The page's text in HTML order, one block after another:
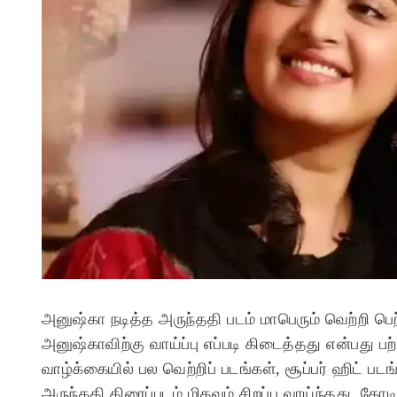
அனுஷ்கா நடித்த அருந்ததி படம் மாபெரும் வெற்றி
அனுஷ்காவிற்கு வாய்ப்பு எப்படி கிடைத்தது என்பது
வாழ்க்கையில் பல வெற்றிப் படங்கள், சூப்பர் ஹிட்
அருந்ததி திரைப்படம் மிகவும் சிறப்பு வாய்ந்தது